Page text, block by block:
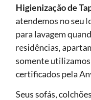
Higienização de
atendemos no seu
para lavagem
residências,
somente
certificados pela
Seus sofás,